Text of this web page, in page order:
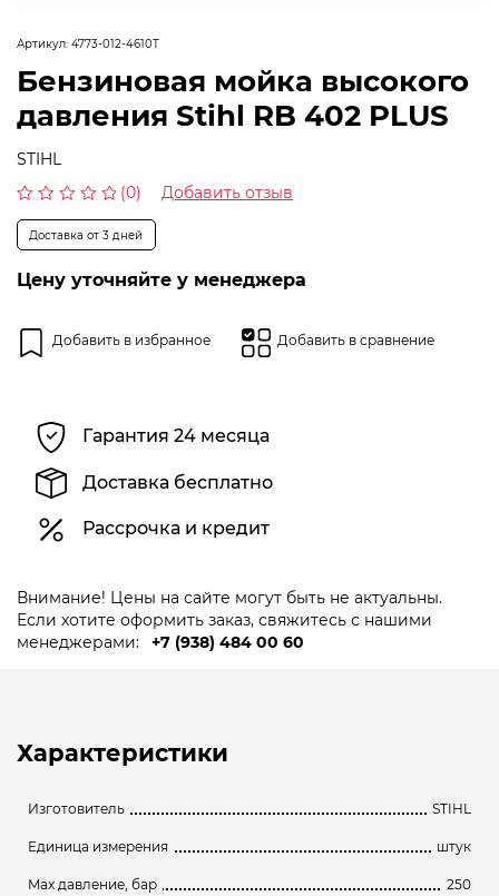
Артикул: 4773-012-4610T
Бензиновая мойка высокого
давления Stihl RB 402 PLUS
STIHL
из
(0) Добавить отзыв
Доставка от 3 дней
Цену уточняйте у менеджера
Добавить в избранное Добавить в сравнение
Гарантия 24 месяца
Доставка бесплатно
Рассрочка и кредит
Внимание! Цены на сайте могут быть не актуальны.
Если хотите оформить заказ, свяжитесь с нашими
менеджерами:
+7 (938) 484 00 60
Характеристики
Изготовитель STIHL
Единица измерения штук
Max давление, бар 250